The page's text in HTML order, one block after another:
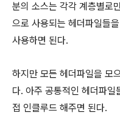
분의 소스는 각각 계층별로
으로 사용되는 헤더파일들
사용하면 된다.
하지만 모든 헤더파일을 모
다. 아주 공통적인 헤더파일
접 인클루드 해주면 된다.